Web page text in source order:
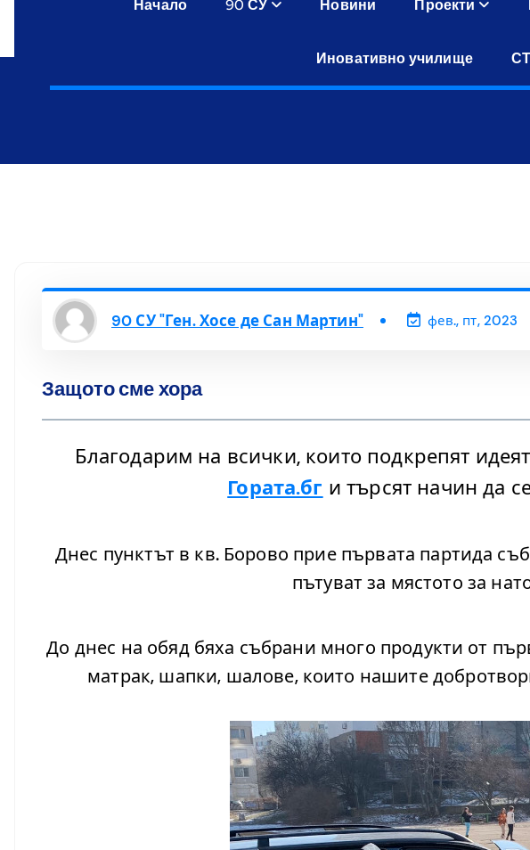
Начало 90 СУ Новини Проекти
Иновативно училище
90 СУ "Ген. Хосе де Сан Мартин" фев., пт, 2023
Защото сме хора
Благодарим на всички, които подкрепят
Гората.бг и търсят начин да
Днес пунктът в кв. Борово прие първата партида
пътуват за мястото за
До днес на обяд бяха събрани много продукти от
матрак, шапки, шалове, които нашите